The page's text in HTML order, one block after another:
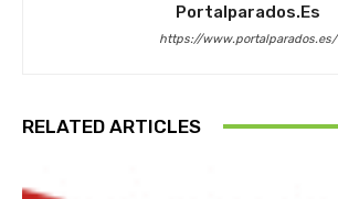
Portalparados.es
https://www.portalparados.es/
RELATED ARTICLES